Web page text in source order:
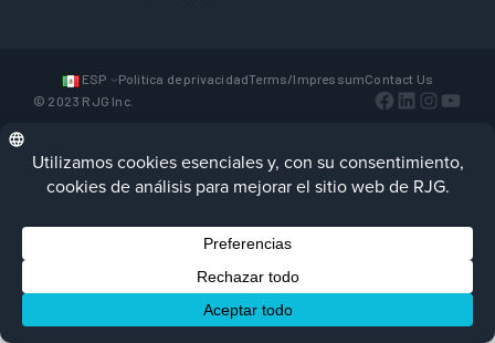
© 2023 RJG Inc.
ESP Política de privacidadTerms/ImpressumContact Us
Facebook
LinkedIn